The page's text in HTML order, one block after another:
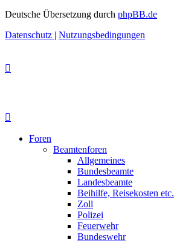
Deutsche Übersetzung durch phpBB.de
Datenschutz | Nutzungsbedingungen
Foren
Beamtenforen
Allgemeines
Bundesbeamte
Landesbeamte
Beihilfe, Reisekosten etc.
Zoll
Polizei
Feuerwehr
Bundeswehr